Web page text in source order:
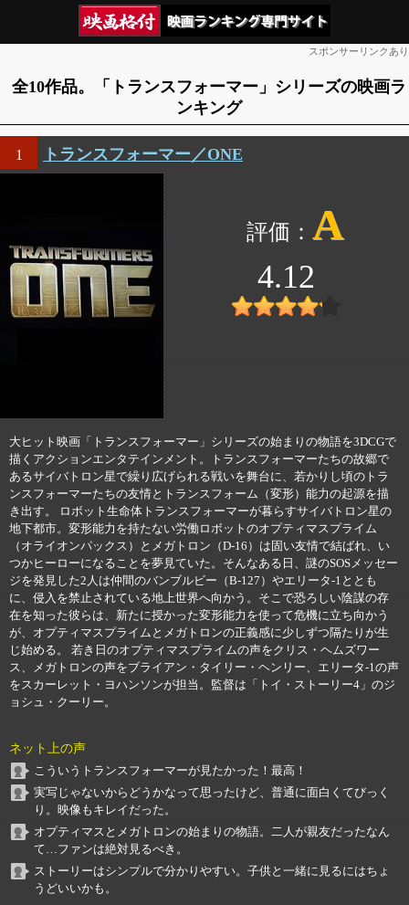
スポンサーリンクあり
全10作品。「トランスフォーマー」シリーズの映画ラ
ンキング
1 トランスフォーマー／ONE
A
4.12
大ヒット映画「トランスフォーマー」シリーズの始まりの物語を3DCGで
描くアクションエンタテインメント。トランスフォーマーたちの故郷で
あるサイバトロン星で繰り広げられる戦いを舞台に、若かりし頃のトラ
ンスフォーマーたちの友情とトランスフォーム（変形）能力の起源を描
き出す。 ロボット生命体トランスフォーマーが暮らすサイバトロン星の
地下都市。変形能力を持たない労働ロボットのオプティマスプライム
（オライオンパックス）とメガトロン（D-16）は固い友情で結ばれ、い
つかヒーローになることを夢見ていた。そんなある日、謎のSOSメッセー
ジを発見した2人は仲間のバンブルビー（B-127）やエリータ-1ととも
に、侵入を禁止されている地上世界へ向かう。そこで恐ろしい陰謀の存
在を知った彼らは、新たに授かった変形能力を使って危機に立ち向かう
が、オプティマスプライムとメガトロンの正義感に少しずつ隔たりが生
じ始める。 若き日のオプティマスプライムの声をクリス・ヘムズワー
ス、メガトロンの声をブライアン・タイリー・ヘンリー、エリータ-1の声
をスカーレット・ヨハンソンが担当。監督は「トイ・ストーリー4」のジ
ョシュ・クーリー。
ネット上の声
こういうトランスフォーマーが見たかった！最高！
実写じゃないからどうかなって思ったけど、普通に面白くてびっく
り。映像もキレイだった。
オプティマスとメガトロンの始まりの物語。二人が親友だったなん
て…ファンは絶対見るべき。
ストーリーはシンプルで分かりやすい。子供と一緒に見るにはちょ
うどいいかも。